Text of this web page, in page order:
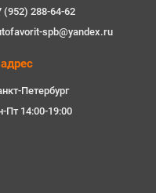
(952) 288-64-62
spb@yandex.ru
Петербург
Пт 14:00-19:00